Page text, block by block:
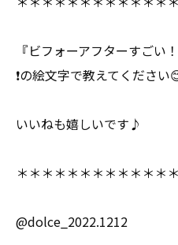
『ビフォーアフターすごい
❗️の絵文字で教えてください
いいねも嬉しいです♪
＊＊＊＊＊＊＊＊＊＊＊＊
@dolce_2022.1212